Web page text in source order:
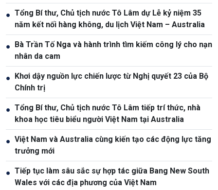
● Tổng Bí thư, Chủ tịch nước Tô Lâm dự Lễ kỷ niệm 35
năm kết nối hàng không, du lịch Việt Nam – Australia
● Bà Trần Tố Nga và hành trình tìm kiếm công lý cho nạn
nhân da cam
● Khơi dậy nguồn lực chiến lược từ Nghị quyết 23 của Bộ
Chính trị
● Tổng Bí thư, Chủ tịch nước Tô Lâm tiếp trí thức, nhà
khoa học tiêu biểu người Việt Nam tại Australia
● Việt Nam và Australia cùng kiến tạo các động lực tăng
trưởng mới
● Tiếp tục làm sâu sắc sự hợp tác giữa Bang New South
Wales với các địa phương của Việt Nam